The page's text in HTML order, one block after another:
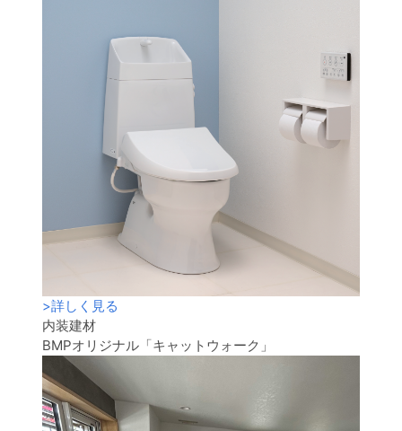
>詳しく見る
内装建材
BMPオリジナル「キャットウォーク」